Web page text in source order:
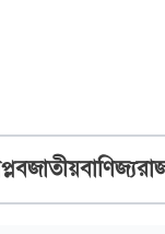
জাতীয়বাণিজ্য